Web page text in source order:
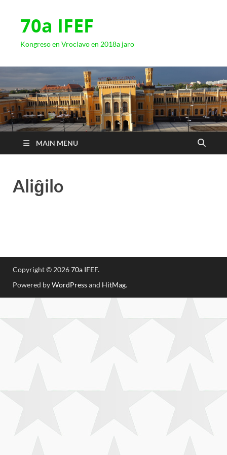
70a IFEF
Kongreso en Vroclavo en 2018a jaro
MAIN MENU
Aliĝilo
Copyright © 202670a IFEF.
Powered byWordPressand HitMag.